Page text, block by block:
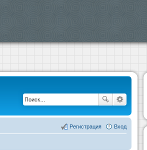
Вход
Регистрация